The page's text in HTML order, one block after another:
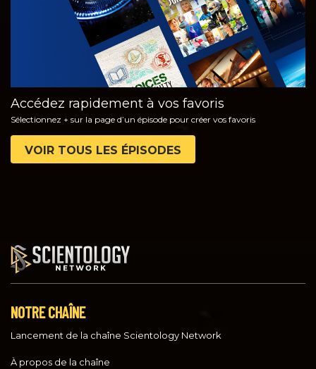
Accédez rapidement à vos favoris
Sélectionnez + sur la page d’un épisode pour créer vos favoris
VOIR TOUS LES ÉPISODES
NOTRE CHAÎNE
Lancement de la chaîne Scientology Network
À propos de la chaîne